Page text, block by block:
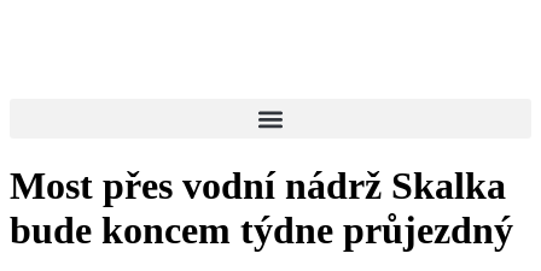
Most přes vodní nádrž Skalka
bude koncem týdne průjezdný